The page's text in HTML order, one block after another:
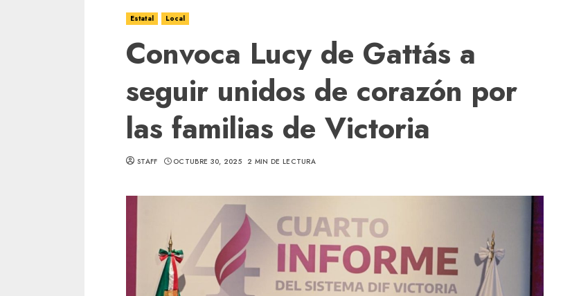
Estatal Local
Convoca Lucy de Gattás a
seguir unidos de corazón por
las familias de Victoria
STAFF OCTUBRE 30, 2025 2 MIN DE LECTURA